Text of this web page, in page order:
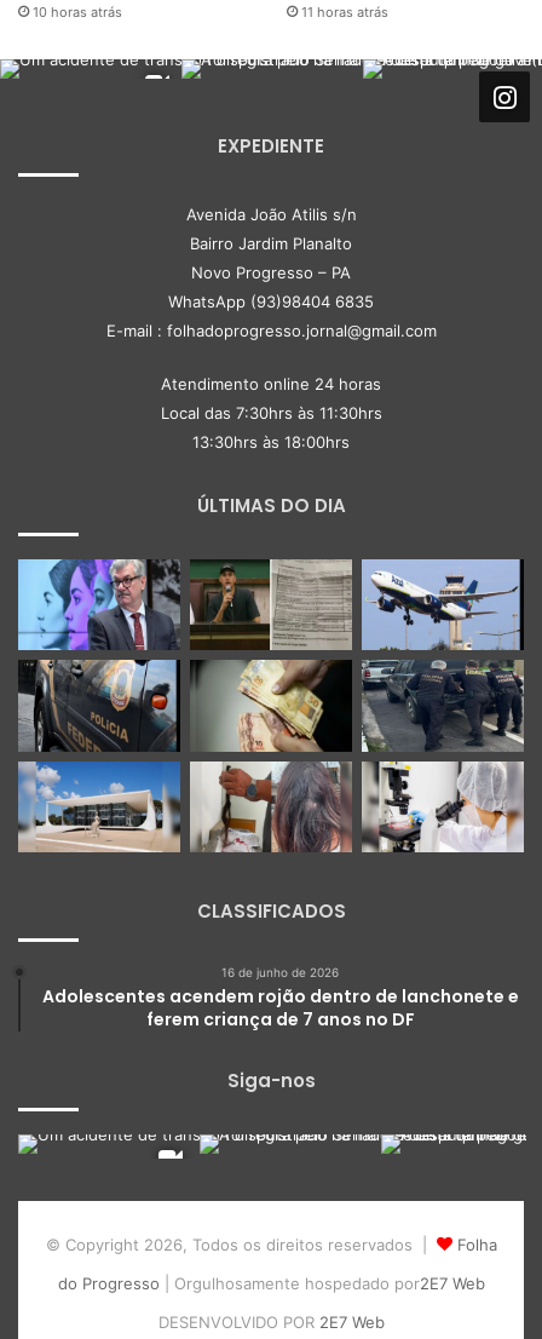
10 horas atrás 11 horas atrás
EXPEDIENTE
Avenida João Atilis s/n
Bairro Jardim Planalto
Novo Progresso – PA
WhatsApp (93)98404 6835
E-mail : folhadoprogresso.jornal@gmail.com
Atendimento online 24 horas
Local das 7:30hrs às 11:30hrs
13:30hrs às 18:00hrs
ÚLTIMAS DO DIA
CLASSIFICADOS
16 de junho de 2026
Adolescentes acendem rojão dentro de lanchonete e
ferem criança de 7 anos no DF
Siga-nos
© Copyright 2026, Todos os direitos reservados |
Folha
do Progresso | Orgulhosamente hospedado por2E7 Web
DESENVOLVIDO POR 2E7 Web